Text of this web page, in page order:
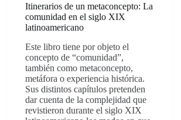
Itinerarios de un metaconcepto: La
comunidad en el siglo XIX
latinoamericano
Este libro tiene por objeto el
concepto de “comunidad”,
también como metaconcepto,
metáfora o experiencia histórica.
Sus distintos capítulos pretenden
dar cuenta de la complejidad que
revistieron durante el siglo XIX